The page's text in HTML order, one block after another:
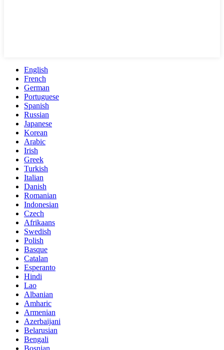
English
French
German
Portuguese
Spanish
Russian
Japanese
Korean
Arabic
Irish
Greek
Turkish
Italian
Danish
Romanian
Indonesian
Czech
Afrikaans
Swedish
Polish
Basque
Catalan
Esperanto
Hindi
Lao
Albanian
Amharic
Armenian
Azerbaijani
Belarusian
Bengali
Bosnian